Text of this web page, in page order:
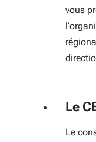
vous
Le
Le